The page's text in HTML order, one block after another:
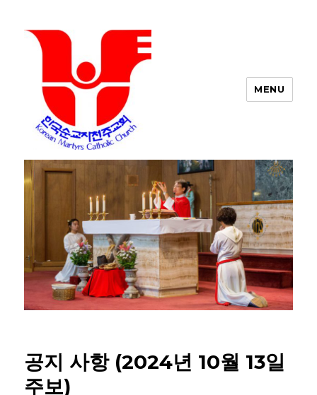
포트워스 한인 성당
MENU
공지 사항 (2024년 10월 13일
주보)